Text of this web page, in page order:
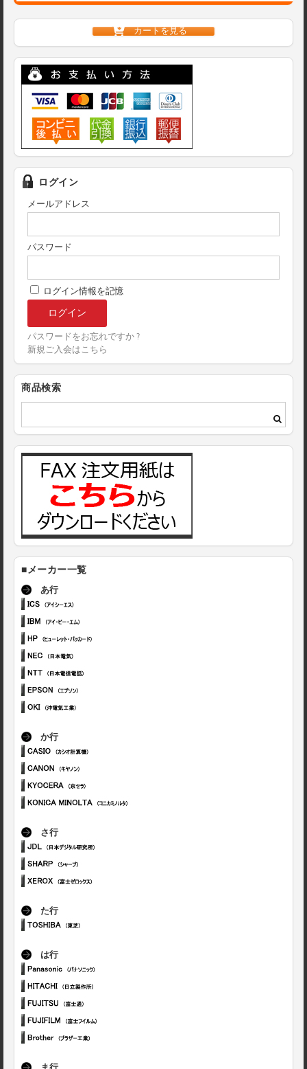
カートを見る
ログイン
メールアドレス
パスワード
ログイン情報を記憶
パスワードをお忘れですか ?
新規ご入会はこちら
商品検索
■メーカー一覧
あ行
か行
さ行
た行
は行